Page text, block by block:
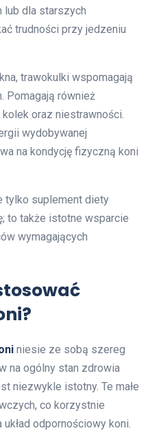
lub dla starszych
trudności przy jedzeniu
trawokulki wspomagają
Pomagają również
oraz niestrawności.
wydobywanej
na kondycję fizyczną koni
tylko suplement diety
to także istotne wsparcie
wymagających
niesie ze sobą szereg
na ogólny stan zdrowia
niezwykle istotny. Te małe
co korzystnie
odpornościowy koni.